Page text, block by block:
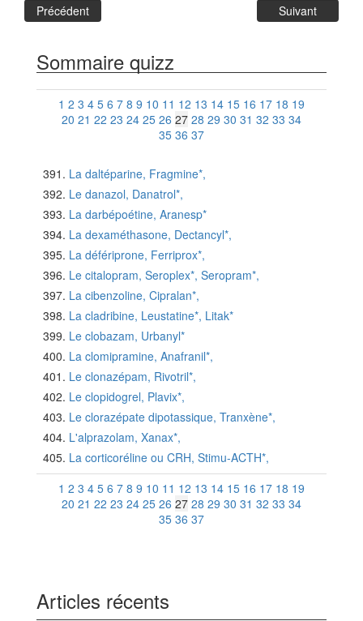
Précédent Suivant
Sommaire quizz
1 2 3 4 5 6 7 8 9 10 11 12 13 14 15 16 17 18 19
20 21 22 23 24 25 26 27 28 29 30 31 32 33 34
35 36 37
La daltéparine, Fragmine*,
Le danazol, Danatrol*,
La darbépoétine, Aranesp*
La dexaméthasone, Dectancyl*,
La défériprone, Ferriprox*,
Le citalopram, Seroplex*, Seropram*,
La cibenzoline, Cipralan*,
La cladribine, Leustatine*, Litak*
Le clobazam, Urbanyl*
La clomipramine, Anafranil*,
Le clonazépam, Rivotril*,
Le clopidogrel, Plavix*,
Le clorazépate dipotassique, Tranxène*,
L'alprazolam, Xanax*,
La corticoréline ou CRH, Stimu-ACTH*,
1 2 3 4 5 6 7 8 9 10 11 12 13 14 15 16 17 18 19
20 21 22 23 24 25 26 27 28 29 30 31 32 33 34
35 36 37
Articles récents